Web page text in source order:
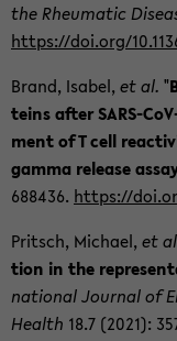
the Rheu­ma­tic
https://doi.org/
Brand, Isa­bel,et al. "
te­ins after SARS-​
ment of T cell
gamma re­lease
688436. https://
Pritsch, Mi­cha­el,et
tion in the
na­tio­nal Jour­nal of
Health 18.7 (2021):